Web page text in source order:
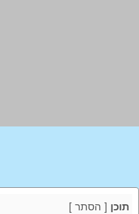
תוכן [ הסתר ]